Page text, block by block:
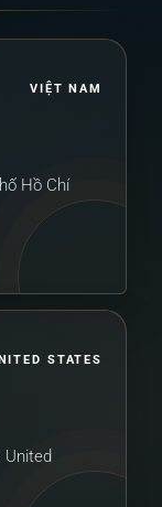
VIỆT NAM
Hồ Chí
STATES
United